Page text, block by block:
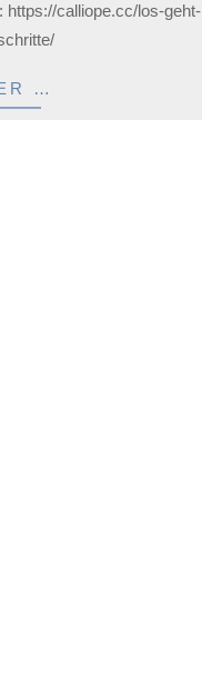
https://calliope.cc/los-geht-
…